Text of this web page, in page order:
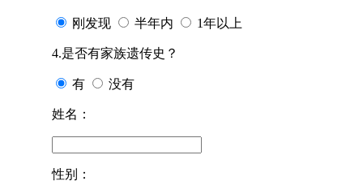
刚发现 半年内 1年以上
4.是否有家族遗传史？
有 没有
姓名：
性别：